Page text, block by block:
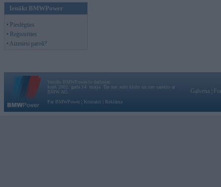
Ienākt BMWPower
• Pieslēgties
• Reģistrēties
• Aizmirsi paroli?
Vortāls BMWPower.lv darbojas
kopš 2002. gada 14. maija. Tas nav auto klubs un nav saistīts ar
BMW AG.
Par BMWPower
Kontakti Reklāma
Galvena